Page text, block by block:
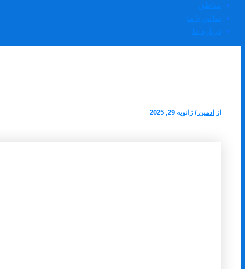
مناطق
تماس با ما
درباره ما
از ادمین /ژانویه 29, 2025